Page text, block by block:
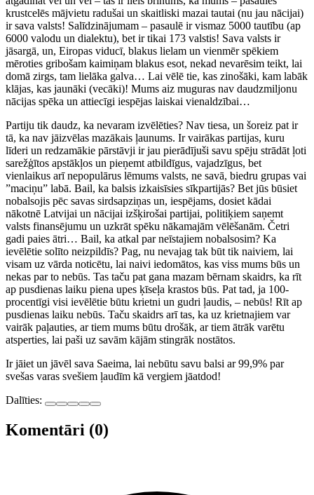
krustcelēs mājvietu radušai un skaitliski mazai tautai (nu jau nācijai)
ir sava valsts! Salīdzinājumam – pasaulē ir vismaz 5000 tautību (ap
6000 valodu un dialektu), bet ir tikai 173 valstis! Sava valsts ir
jāsargā, un, Eiropas viducī, blakus lielam un vienmēr spēkiem
mēroties gribošam kaimiņam blakus esot, nekad nevarēsim teikt, lai
domā zirgs, tam lielāka galva… Lai vēlē tie, kas zinošāki, kam labāk
klājas, kas jaunāki (vecāki)! Mums aiz muguras nav daudzmiljonu
nācijas spēka un attiecīgi iespējas laiskai vienaldzībai…
Partiju tik daudz, ka nevaram izvēlēties? Nav tiesa, un šoreiz pat ir
tā, ka nav jāizvēlas mazākais ļaunums. Ir vairākas partijas, kuru
līderi un redzamākie pārstāvji ir jau pierādījuši savu spēju strādāt ļoti
sarežģītos apstākļos un pieņemt atbildīgus, vajadzīgus, bet
vienlaikus arī nepopulārus lēmums valsts, ne savā, biedru grupas vai
”maciņu” labā. Bail, ka balsis izkaisīsies sīkpartijās? Bet jūs būsiet
nobalsojis pēc savas sirdsapziņas un, iespējams, dosiet kādai
nākotnē Latvijai un nācijai izšķirošai partijai, politiķiem saņemt
valsts finansējumu un uzkrāt spēku nākamajām vēlēšanām. Četri
gadi paies ātri… Bail, ka atkal par neīstajiem nobalsosim? Ka
ievēlētie solīto neizpildīs? Pag, nu nevajag tak būt tik naiviem, lai
visam uz vārda noticētu, lai naivi iedomātos, kas viss mums būs un
nekas par to nebūs. Tas taču pat gana mazam bērnam skaidrs, ka rīt
ap pusdienas laiku piena upes ķīseļa krastos būs. Pat tad, ja 100-
procentīgi visi ievēlētie būtu krietni un gudri ļaudis, – nebūs! Rīt ap
pusdienas laiku nebūs. Taču skaidrs arī tas, ka uz krietnajiem var
vairāk paļauties, ar tiem mums būtu drošāk, ar tiem ātrāk varētu
atsperties, lai paši uz savām kājām stingrāk nostātos.
Ir jāiet un jāvēl sava Saeima, lai nebūtu savu balsi ar 99,9% par
svešas varas svešiem ļaudīm kā vergiem jāatdod!
Dalīties:
Komentāri (0)